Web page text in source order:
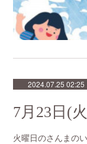
2024.07.25 02:25
7月23日(
火曜日のさんまの